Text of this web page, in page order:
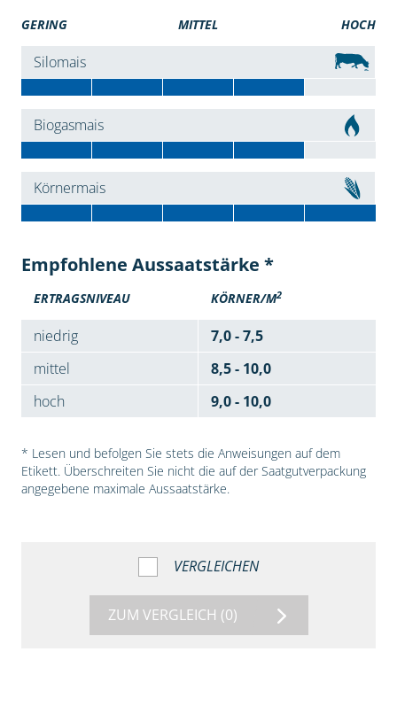
GERING MITTEL HOCH
Silomais
Biogasmais
Körnermais
Empfohlene Aussaatstärke *
ERTRAGSNIVEAU KÖRNER/M2
niedrig
7,0 - 7,5
mittel
8,5 - 10,0
hoch
9,0 - 10,0
* Lesen und befolgen Sie stets die Anweisungen auf dem
Etikett. Überschreiten Sie nicht die auf der Saatgutverpackung
angegebene maximale Aussaatstärke.
VERGLEICHEN
ZUM VERGLEICH (0)